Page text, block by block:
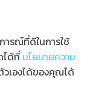
ารณ์ที่ดีในการใช้
ได้ที่ นโยบายความ
วเองได้ของคุณได้